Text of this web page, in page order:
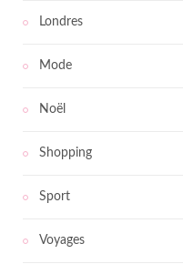
Londres
Mode
Noël
Shopping
Sport
Voyages